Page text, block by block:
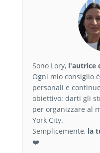
Sono Lory, l'autrice
Ogni mio consiglio
personali e
obiettivo: darti gli
per organizzare al
York City.
Semplicemente, la
❤️